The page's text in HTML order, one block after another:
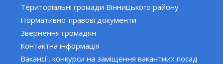
Територіальні громади Вінницького району
Нормативно-правові документи
Звернення громадян
Контактна інформація
Вакансії, конкурси на заміщення вакантних посад